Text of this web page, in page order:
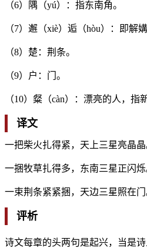
（6）隅（yú）：指东南角。
（7）邂（xiè）逅（hòu）：即解
（8）楚：荆条。
（9）户：门。
（10）粲（càn）：漂亮的人，指
译文
一把柴火扎得紧，天上三星亮晶
一捆牧草扎得多，东南三星正闪
一束荆条紧紧捆，天边三星照在
评析
诗文每章的头两句是起兴，当是诗